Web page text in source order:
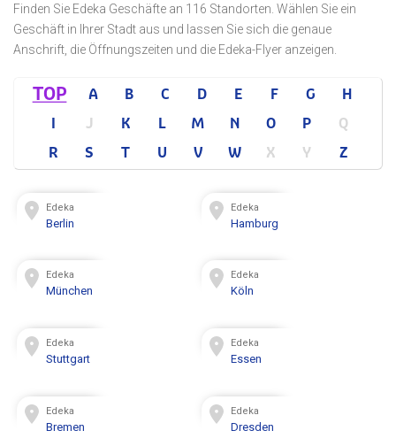
Finden Sie Edeka Geschäfte an 116 Standorten. Wählen Sie ein
Geschäft in Ihrer Stadt aus und lassen Sie sich die genaue
Anschrift, die Öffnungszeiten und die Edeka-Flyer anzeigen.
TOP A B C D E F G
H
I
J K L M N O P
Q
R
S T U V W X Y Z
Edeka
Berlin
Edeka
Hamburg
Edeka
München
Edeka
Köln
Edeka
Stuttgart
Edeka
Essen
Edeka
Bremen
Edeka
Dresden